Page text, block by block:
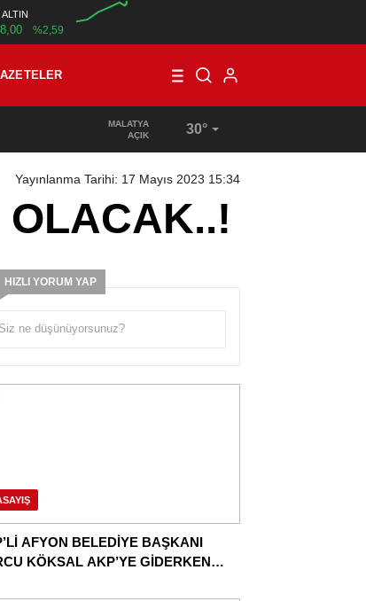
%2,59
MALATYA
AÇIK
30°
Yayınlanma Tarihi: 17 Mayıs 2023 15:34
OLACAK..!
HIZLI YORUM YAP
AFYON BELEDİYE BAŞKANI
KÖKSAL AKP’YE GİDERKEN